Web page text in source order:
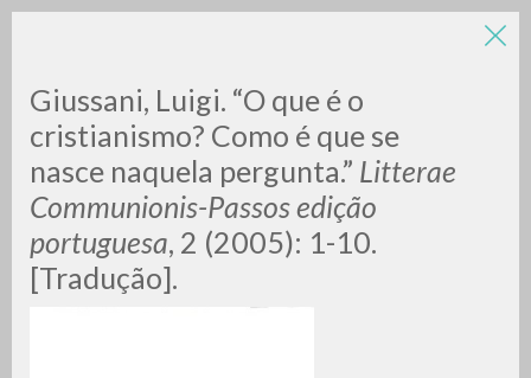
Giussani, Luigi. “O que é o
cristianismo? Como é que se
nasce naquela pergunta.” Litterae
Communionis-Passos edição
portuguesa, 2 (2005): 1-10.
[Tradução].
LUIGI
GIUSSANI
scritti